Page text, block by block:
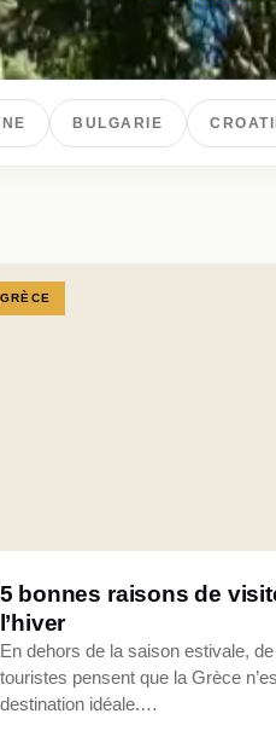
BULGARIE
GRÈCE
5 bonnes raisons de
l’hiver
En dehors de la saison estivale,
touristes pensent que la Grèce
destination idéale.…